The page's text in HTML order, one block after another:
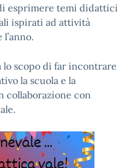
esprimere temi didattici
ispirati ad attività
lo scopo di far incontrare
la scuola e la
collaborazione con